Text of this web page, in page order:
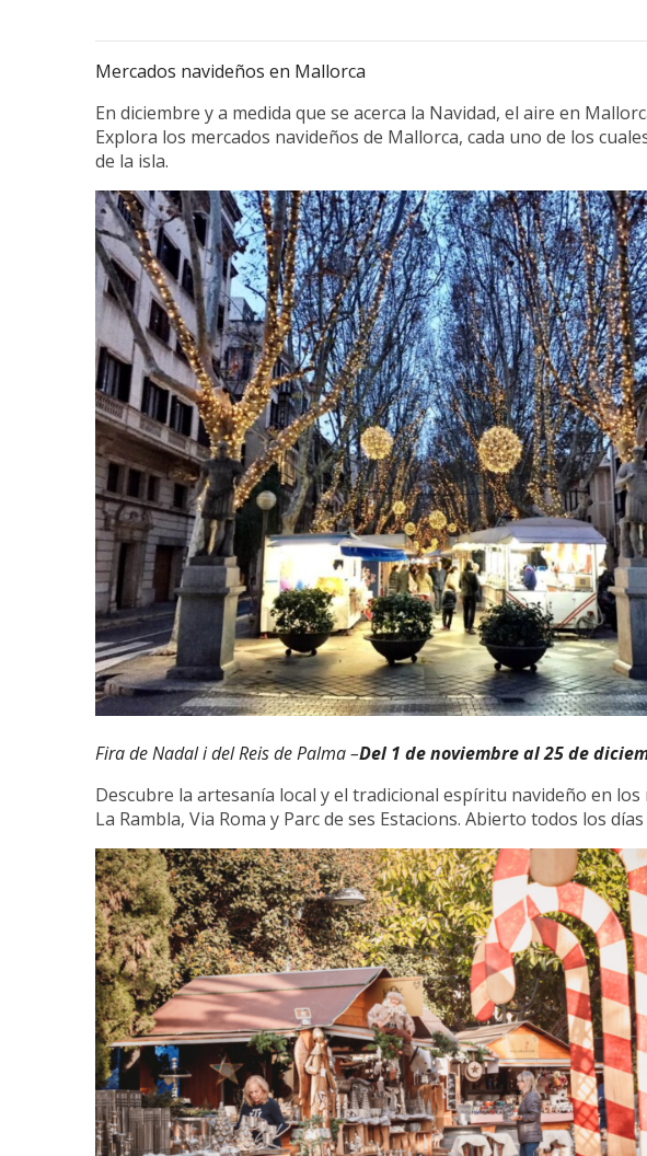
Mercados navideños en Mallorca
En diciembre y a medida que se acerca la Navidad, el aire en
Explora los mercados navideños de Mallorca, cada uno de los
de la isla.
Fira de Nadal i del Reis de Palma –Del 1 de noviembre al 25 de
Descubre la artesanía local y el tradicional espíritu navideño en
La Rambla, Via Roma y Parc de ses Estacions. Abierto todos los días